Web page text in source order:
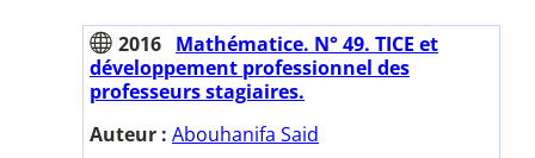
2016 Mathématice. N° 49. TICE et
développement professionnel des
professeurs stagiaires.
Auteur : Abouhanifa Said